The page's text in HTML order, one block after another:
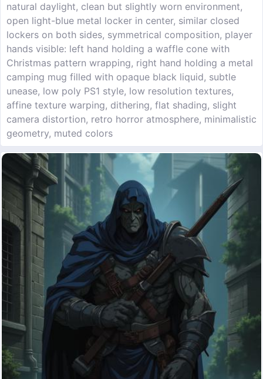
natural daylight, clean but slightly worn environment,
open light-blue metal locker in center, similar closed
lockers on both sides, symmetrical composition, player
hands visible: left hand holding a waffle cone with
Christmas pattern wrapping, right hand holding a metal
camping mug filled with opaque black liquid, subtle
unease, low poly PS1 style, low resolution textures,
affine texture warping, dithering, flat shading, slight
camera distortion, retro horror atmosphere, minimalistic
geometry, muted colors